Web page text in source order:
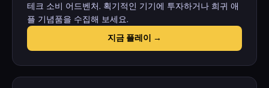
테크 소비 어드벤처. 획기적인 기기에 투자하거나 희귀 애
플 기념품을 수집해 보세요.
지금 플레이 →